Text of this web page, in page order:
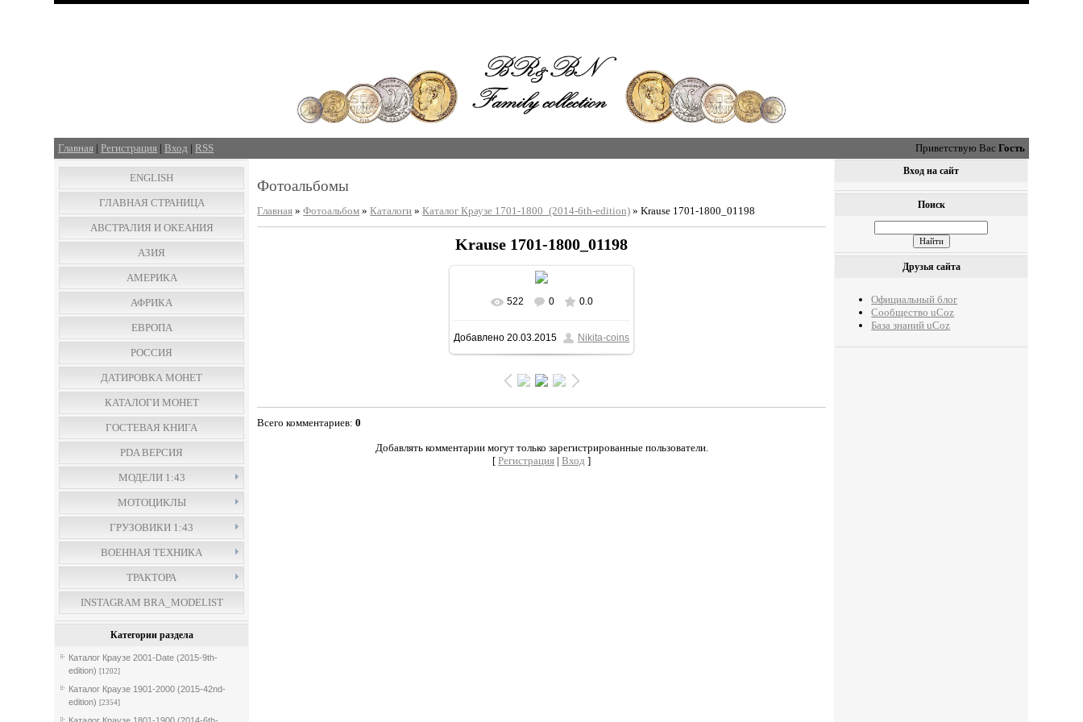
Главная | Регистрация |Вход | RSS Приветствую Вас Гость
ENGLISH
ГЛАВНАЯ СТРАНИЦА
АВСТРАЛИЯ И ОКЕАНИЯ
АЗИЯ
АМЕРИКА
АФРИКА
ЕВРОПА
РОССИЯ
ДАТИРОВКА МОНЕТ
КАТАЛОГИ МОНЕТ
ГОСТЕВАЯ КНИГА
PDA ВЕРСИЯ
МОДЕЛИ 1:43
МОТОЦИКЛЫ
ГРУЗОВИКИ 1:43
ВОЕННАЯ ТЕХНИКА
ТРАКТОРА
INSTAGRAM BRA_MODELIST
Категории раздела
Каталог Краузе 2001-Date (2015-9th-
edition) [1202]
Каталог Краузе 1901-2000 (2015-42nd-
edition) [2354]
Фотоальбомы
Главная »Фотоальбом »Каталоги »Каталог Краузе 1701-1800_(2014-6th-edition) » Krause 1701-1800_01198
Krause 1701-1800_01198
В реальном размере
1213x1600/ 408.3Kb
522 0 0.0
Добавлено 20.03.2015 Nikita-coins
Всего комментариев:0
Добавлять комментарии могут только зарегистрированные пользователи.
[Регистрация |Вход ]
Вход на сайт
Поиск
Друзья сайта
Официальный блог
Сообщество uCoz
База знаний uCoz